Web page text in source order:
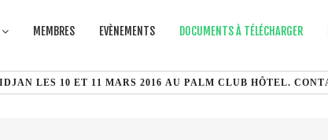
MEMBRES EVÈNEMENTS DOCUMENTS À TÉLÉCHARGER